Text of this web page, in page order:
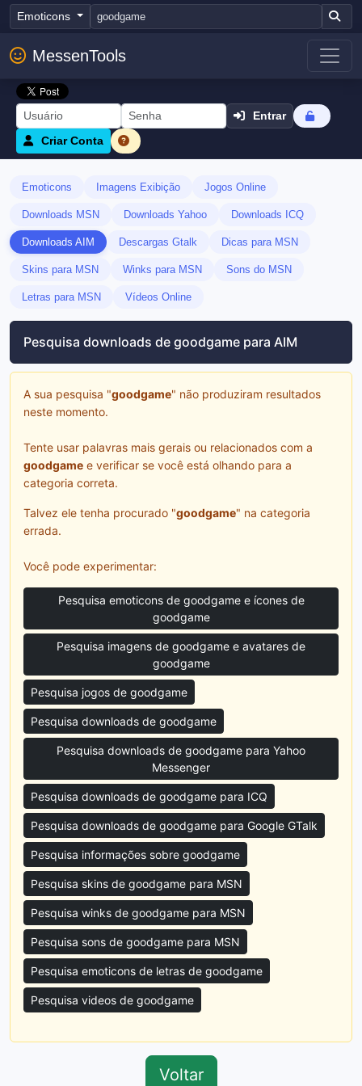
Emoticons
MessenTools
Entrar
Criar Conta
Emoticons Imagens Exibição Jogos Online
Downloads MSN Downloads Yahoo Downloads ICQ
Downloads AIM Descargas Gtalk Dicas para MSN
Skins para MSN Winks para MSN Sons do MSN
Letras para MSN Vídeos Online
Pesquisa downloads de goodgame para AIM
A sua pesquisa "goodgame" não produziram resultados
neste momento.
Tente usar palavras mais gerais ou relacionados com a
goodgame e verificar se você está olhando para a
categoria correta.
Talvez ele tenha procurado "goodgame" na categoria
errada.
Você pode experimentar:
Pesquisa emoticons de goodgame e ícones de
goodgame
Pesquisa imagens de goodgame e avatares de
goodgame
Pesquisa jogos de goodgame
Pesquisa downloads de goodgame
Pesquisa downloads de goodgame para Yahoo
Messenger
Pesquisa downloads de goodgame para ICQ
Pesquisa downloads de goodgame para Google GTalk
Pesquisa informações sobre goodgame
Pesquisa skins de goodgame para MSN
Pesquisa winks de goodgame para MSN
Pesquisa sons de goodgame para MSN
Pesquisa emoticons de letras de goodgame
Pesquisa videos de goodgame
Voltar